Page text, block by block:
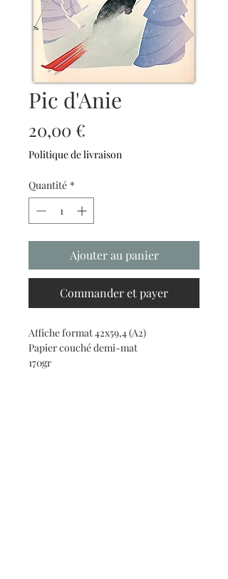
Pic d'Anie
20,00 €
Politique de livraison
Quantité *
Ajouter au panier
Commander et payer
Affiche format 42x59,4 (A2)
Papier couché demi-mat
170gr